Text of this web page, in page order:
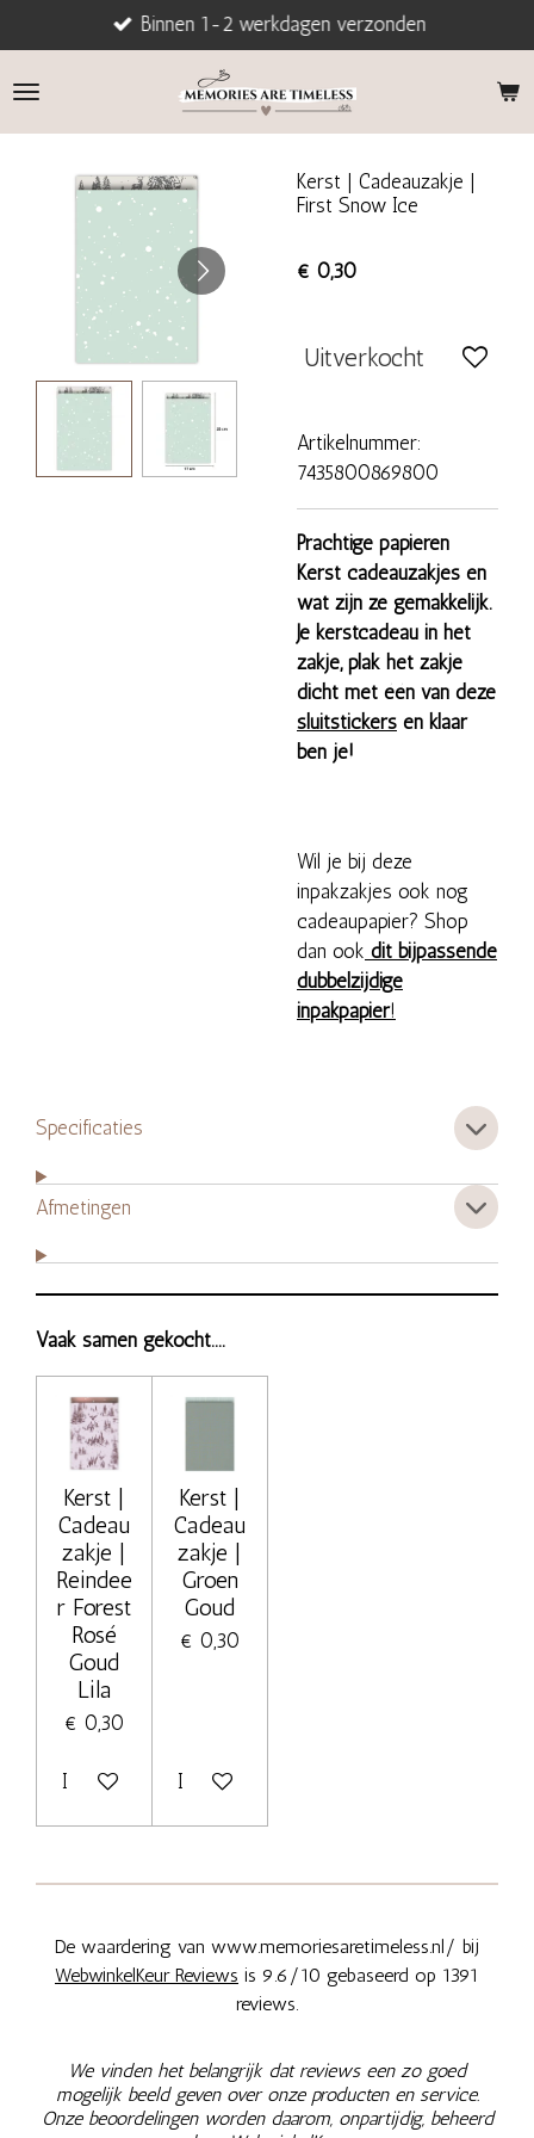
direct
naar
Binnen 1-2 werkdagen verzonden
Kerst | Cadeauzakje |
First Snow Ice
€ 0,30
Uitverkocht
Artikelnummer:
7435800869800
Prachtige papieren
Kerst cadeauzakjes en
wat zijn ze gemakkelijk.
Je kerstcadeau in het
zakje, plak het zakje
dicht met één van deze
sluitstickers en klaar
ben je!
Wil je bij deze
inpakzakjes ook nog
cadeaupapier? Shop
dan ook dit bijpassende
dubbelzijdige
inpakpapier!
Specificaties
Afmetingen
Vaak samen gekocht....
Kerst |
Cadeau
zakje |
Reindee
r Forest
Rosé
Goud
Lila
€ 0,30
In winkelwagen
Kerst |
Cadeau
zakje |
Groen
Goud
€ 0,30
In winkelwagen
De waardering van www.memoriesaretimeless.nl/ bij
WebwinkelKeur Reviews is 9.6/10 gebaseerd op 1391
reviews.
We vinden het belangrijk dat reviews een zo goed
mogelijk beeld geven over onze producten en service.
Onze beoordelingen worden daarom, onpartijdig, beheerd